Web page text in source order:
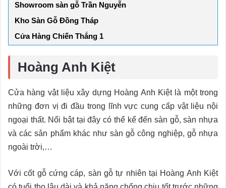
Showroom sàn gỗ Trần Nguyễn
Kho Sàn Gỗ Đồng Tháp
Cửa Hàng Chiến Thắng 1
Hoàng Anh Kiệt
Cửa hàng vật liệu xây dựng Hoàng Anh Kiệt là một trong
những đơn vị đi đầu trong lĩnh vực cung cấp vật liệu nội
ngoại thất. Nổi bật tại đây có thể kể đến sàn gỗ, sàn nhựa
và các sản phẩm khác như sàn gỗ công nghiệp, gỗ nhựa
ngoài trời,…
Với cốt gỗ cứng cáp, sàn gỗ tự nhiên tại Hoàng Anh Kiệt